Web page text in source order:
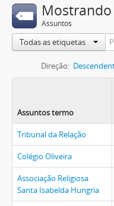
Assuntos
Todas as etiquetas
Direção:
Assuntos termo
Tribunal da Relação
Colégio Oliveira
Associação Religiosa
Santa Isabelda Hungria